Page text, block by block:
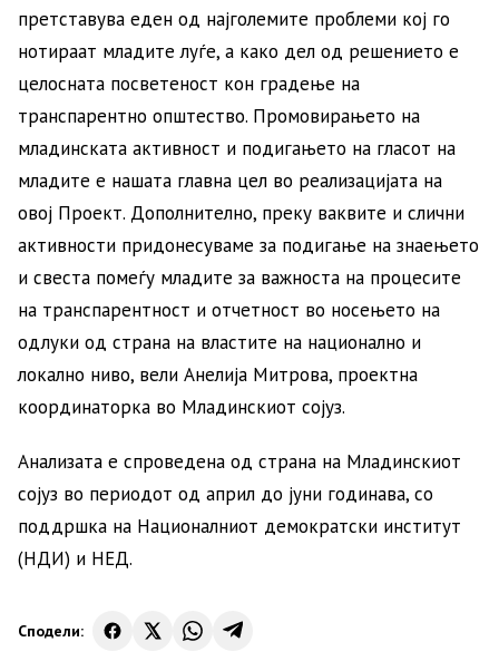
претставува еден од најголемите проблеми кој го
нотираат младите луѓе, а како дел од решението е
целосната посветеност кон градење на
транспарентно општество. Промовирањето на
младинската активност и подигањето на гласот на
младите е нашата главна цел во реализацијата на
овој Проект. Дополнително, преку ваквите и слични
активности придонесуваме за подигање на знаењето
и свеста помеѓу младите за важноста на процесите
на транспарентност и отчетност во носењето на
одлуки од страна на властите на национално и
локално ниво, вели Анелија Митрова, проектна
координаторка во Младинскиот сојуз.
Анализата е спроведена од страна на Младинскиот
сојуз во периодот од април до јуни годинава, со
поддршка на Националниот демократски институт
(НДИ) и НЕД.
Сподели: